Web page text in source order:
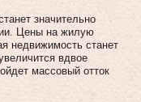
значительно
Цены на жилую
недвижимость станет
вдвое
массовый отток